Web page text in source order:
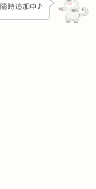
随時追加中♪